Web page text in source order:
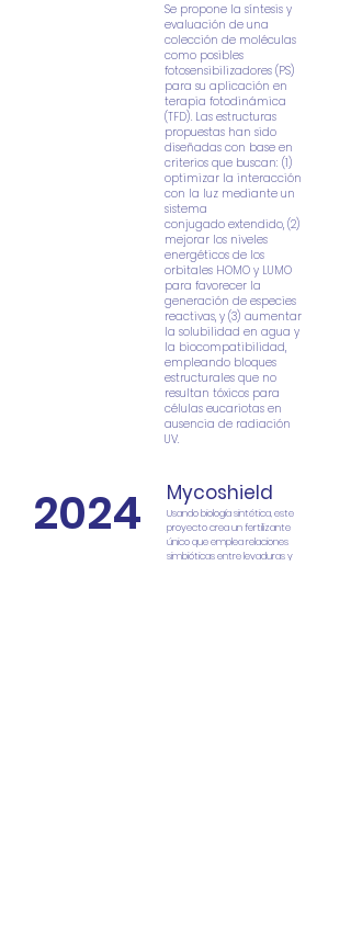
Se propone la síntesis y
evaluación de una
colección de moléculas
como posibles
fotosensibilizadores (PS)
para su aplicación en
terapia fotodinámica
(TFD). Las estructuras
propuestas han sido
diseñadas con base en
criterios que buscan: (1)
optimizar la interacción
con la luz mediante un
sistema
conjugado extendido, (2)
mejorar los niveles
energéticos de los
orbitales HOMO y LUMO
para favorecer la
generación de especies
reactivas, y (3) aumentar
la solubilidad en agua y
la biocompatibilidad,
empleando bloques
estructurales que no
resultan tóxicos para
células eucariotas en
ausencia de radiación
UV.
2024 Mycoshield
Usando biología sintética, este
proyecto crea un fertilizante
único que emplea relaciones
simbióticas entre levaduras y